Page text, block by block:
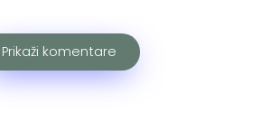
Prikaži komentare